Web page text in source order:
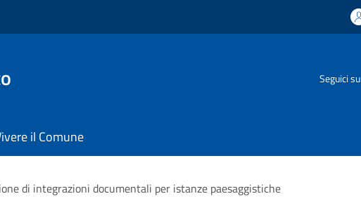
Seguici su
il Comune
di integrazioni documentali per istanze paesaggistiche